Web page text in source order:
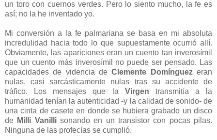
un toro con cuernos verdes. Pero lo siento mucho, la fe es
así; no la he inventado yo.
Mi conversión a la fe palmariana se basa en mi absoluta
incredulidad hacia todo lo que supuestamente ocurrió allí.
Obviamente, las apariciones eran un cuento tan inverosímil
que un cuento más inverosímil no puede ser pensado. Las
capacidades de videncia deClemente Domínguezeran
nulas, casi sarcásticamente nulas tras su accidente de
tráfico. Los mensajes que la Virgen transmitía a la
humanidad tenían la autenticidad -y la calidad de sonido- de
una cinta de casete en donde se hubiera grabado un disco
de Milli Vanillisonando en un transistor con pocas pilas.
Ninguna de las profecías se cumplió.